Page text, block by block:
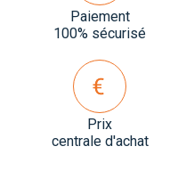
Paiement
100% sécurisé
Prix
centrale d'achat